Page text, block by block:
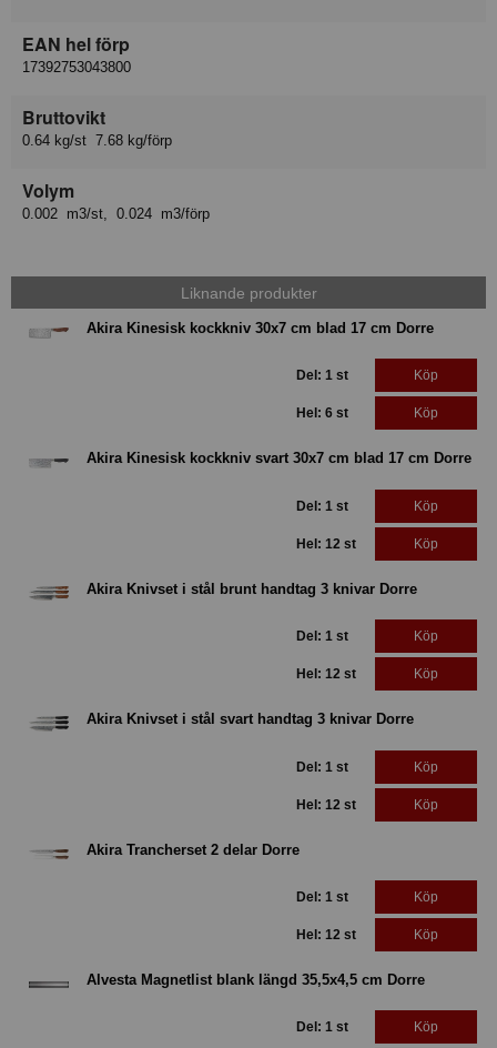
EAN hel förp
17392753043800
Bruttovikt
0.64 kg/st 7.68 kg/förp
Volym
0.002 m3/st, 0.024 m3/förp
Liknande produkter
Akira Kinesisk kockkniv 30x7 cm blad 17 cm Dorre
Del: 1 st Köp
Hel: 6 st Köp
Akira Kinesisk kockkniv svart 30x7 cm blad 17 cm Dorre
Del: 1 st Köp
Hel: 12 st Köp
Akira Knivset i stål brunt handtag 3 knivar Dorre
Del: 1 st Köp
Hel: 12 st Köp
Akira Knivset i stål svart handtag 3 knivar Dorre
Del: 1 st Köp
Hel: 12 st Köp
Akira Trancherset 2 delar Dorre
Del: 1 st Köp
Hel: 12 st Köp
Alvesta Magnetlist blank längd 35,5x4,5 cm Dorre
Del: 1 st Köp